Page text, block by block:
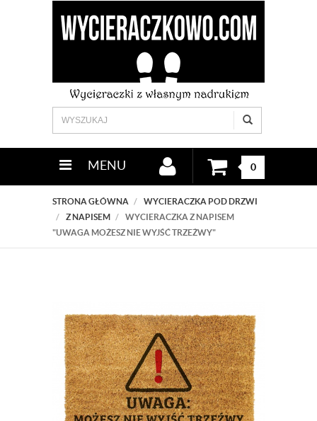
MENU 0
STRONA GŁÓWNA
WYCIERACZKA POD DRZWI
Z NAPISEM
WYCIERACZKA Z NAPISEM
"UWAGA MOŻESZ NIE WYJŚĆ TRZEŻWY"